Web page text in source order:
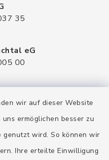
wir auf dieser Website
ermöglichen besser zu
genutzt wird. So können wir
Ihre erteilte Einwilligung
35
eG
00
09